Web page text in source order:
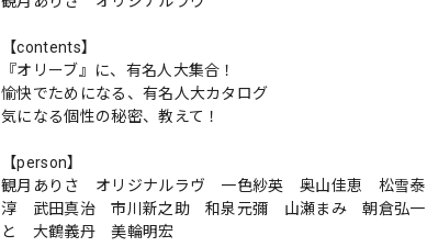
【contents】
『オリーブ』に、有名人大集合！
愉快でためになる、有名人大カタログ
気になる個性の秘密、教えて！
【person】
観月ありさ オリジナルラヴ 一色紗英 奥山佳恵 松
淳 武田真治 市川新之助 和泉元彌 山瀬まみ 朝倉弘
と 大鶴義丹 美輪明宏